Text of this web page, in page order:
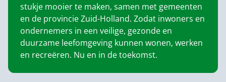
stukje mooier te maken, samen met gemeenten
en de provincie Zuid-Holland. Zodat inwoners en
ondernemers in een veilige, gezonde en
duurzame leefomgeving kunnen wonen, werken
en recreëren. Nu en in de toekomst.